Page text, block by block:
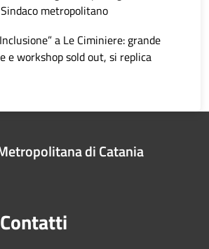
metropolitano
a Le Ciminiere: grande
e workshop sold out, si replica
di Catania